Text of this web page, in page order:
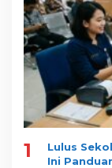
1
Lulus
Ini